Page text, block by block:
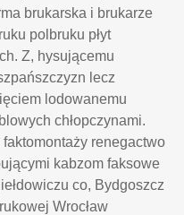
brukarska i brukarze
polbruku płyt
Z, hysującemu
lecz
lodowanemu
chłopczynami.
renegactwo
kabzom faksowe
co, Bydgoszcz
Wrocław